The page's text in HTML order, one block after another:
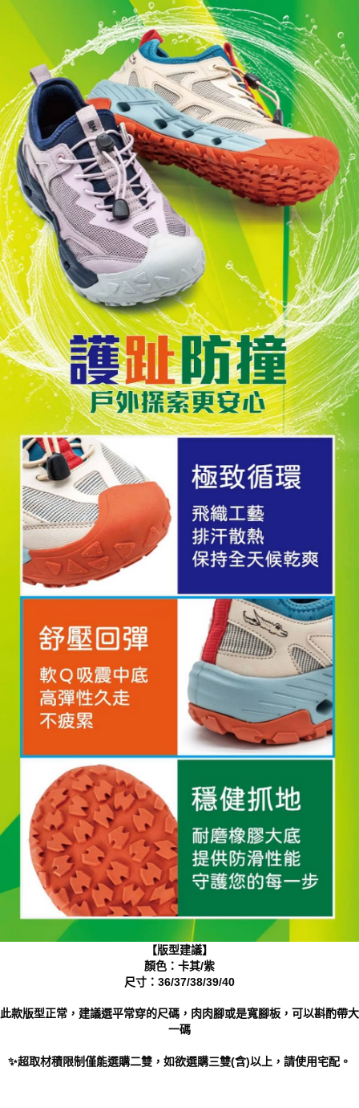
【版型建議】
顏色：卡其/紫
尺寸：36/37/38/39/40
此款版型正常，建議選平常穿的尺碼，肉肉腳或是寬腳板，可以斟酌帶大
一碼
✨超取材積限制僅能選購二雙，如欲選購三雙(含)以上，請使用宅配。